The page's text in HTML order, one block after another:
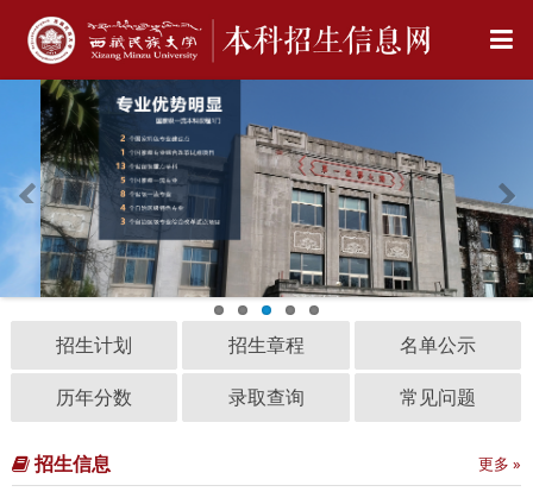
招生计划 招生章程
名单公示
历年分数
录取查询 常见问题
招生信息 更多 »